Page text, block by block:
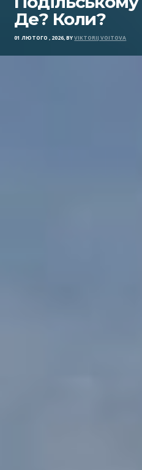
Де? Коли?
01 ЛЮТОГО , 2026, BYVIKTORIJ VOITOVA